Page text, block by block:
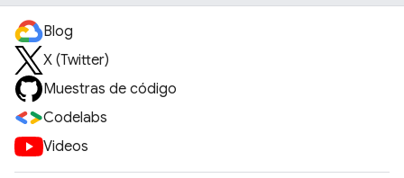
Blog
X (Twitter)
Muestras de código
Codelabs
Videos